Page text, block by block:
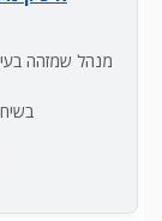
מנהל שמזהה
בשיחה של 20 דקות